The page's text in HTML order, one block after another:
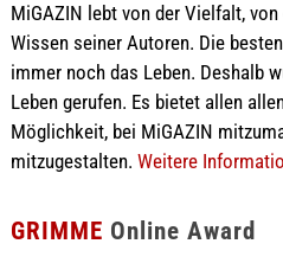
MiGAZIN lebt von der Vielfalt, von
Wissen seiner Autoren. Die
immer noch das Leben. Deshalb
Leben gerufen. Es bietet allen
Möglichkeit, bei MiGAZIN
mitzugestalten. Weitere
GRIMME Online Award